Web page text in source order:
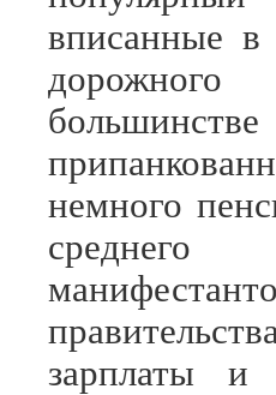
вписанные
немного
зарплаты